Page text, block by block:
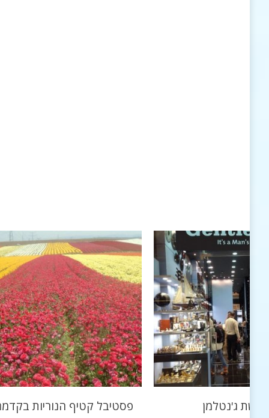
פסטיבל קטיף הנוריות רשת ג'נטלמן